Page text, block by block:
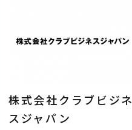
株式会社クラブビジネ
スジャパン